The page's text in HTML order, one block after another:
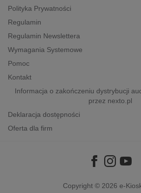
psychologiczne
inne
popularno-naukowe
historia
Polityka Prywatności
Regulamin
Regulamin Newslettera
Wymagania Systemowe
Pomoc
Kontakt
Informacja o zakończeniu dystrybucji
przez nexto.pl
Deklaracja dostępności
Oferta dla firm
Copyright © 2026 e-